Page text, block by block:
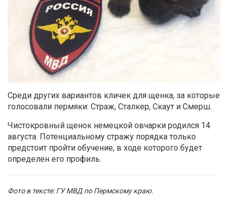
Среди других вариантов кличек для щенка, за которые
голосовали пермяки: Страж, Сталкер, Скаут и Смерш.
Чистокровный щенок немецкой овчарки родился 14
августа. Потенциальному стражу порядка только
предстоит пройти обучение, в ходе которого будет
определен его профиль.
Фото в тексте: ГУ МВД по Пермскому краю.